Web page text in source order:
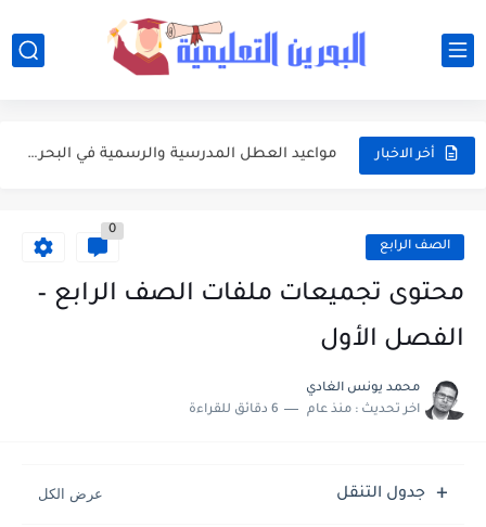
أخر الاخبار
أفضل النصائح لإدارة ميزانية الأسرة عند شراء مستلزمات المدرسة
مواعيد العطل المدرسية والرسمية في البحرين خلال العام الدراسي 2026-2027
مواعيد بداية ونهاية الفصول الدراسية في البحرين للعام الدراسي 2026-2027 الصف الرابع
0
محتوى تجميعات ملفات الصف الرابع –
الفصل الأول
محمد يونس الغادي
اخر تحديث : منذ عام 6 دقائق للقراءة
جدول التنقل